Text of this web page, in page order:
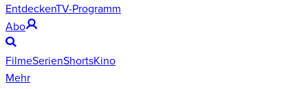
EntdeckenTV-Programm
Abo
FilmeSerienShortsKino
Mehr